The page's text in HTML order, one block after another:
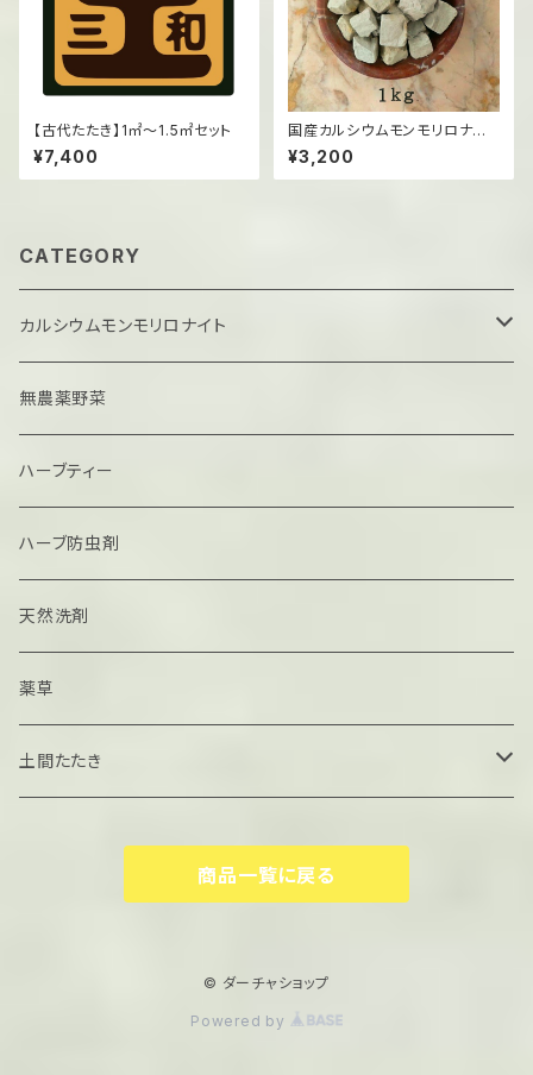
【古代たたき】1㎡～1.5㎡セット
¥7,400
国産カルシウムモンモリロナイト
（固形）/1kg
¥3,200
CATEGORY
カルシウムモンモリロナイト
固形
粉末
無農薬野菜
ハーブティー
ハーブ防虫剤
天然洗剤
薬草
土間たたき
商品一覧に戻る
© ダーチャショップ
Powered by